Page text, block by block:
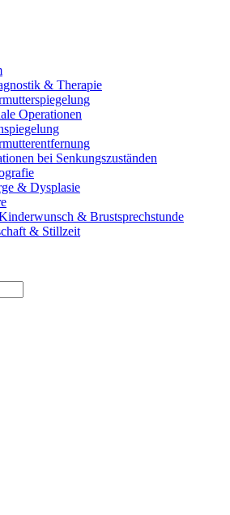
& Therapie
Operationen
bei Senkungszuständen
& Dysplasie
& Brustsprechstunde
& Stillzeit